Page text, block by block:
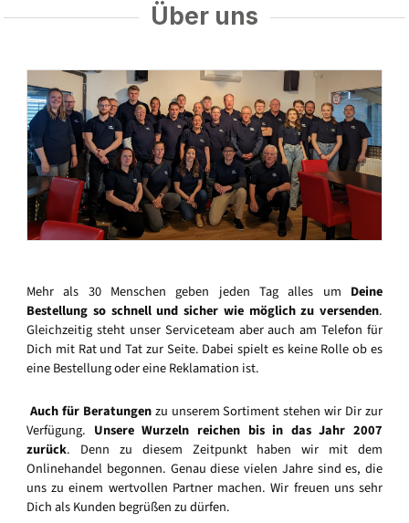
Über uns
Mehr als 30 Menschen geben jeden Tag alles um Deine
Bestellung so schnell und sicher wie möglich zu versenden.
Gleichzeitig steht unser Serviceteam aber auch am Telefon für
Dich mit Rat und Tat zur Seite. Dabei spielt es keine Rolle ob es
eine Bestellung oder eine Reklamation ist.
Auch für Beratungenzu unserem Sortiment stehen wir Dir zur
Verfügung. Unsere Wurzeln reichen bis in das Jahr 2007
zurück. Denn zu diesem Zeitpunkt haben wir mit dem
Onlinehandel begonnen. Genau diese vielen Jahre sind es, die
uns zu einem wertvollen Partner machen. Wir freuen uns sehr
Dich als Kunden begrüßen zu dürfen.